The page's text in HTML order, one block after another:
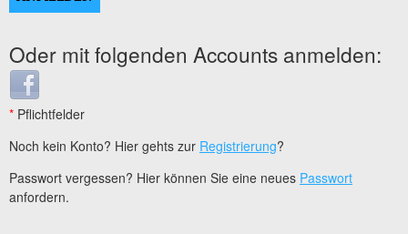
Oder mit folgenden Accounts anmelden:
Login with Facebook
* Pflichtfelder
Noch kein Konto? Hier gehts zur Registrierung?
Passwort vergessen? Hier können Sie eine neues Passwort
anfordern.